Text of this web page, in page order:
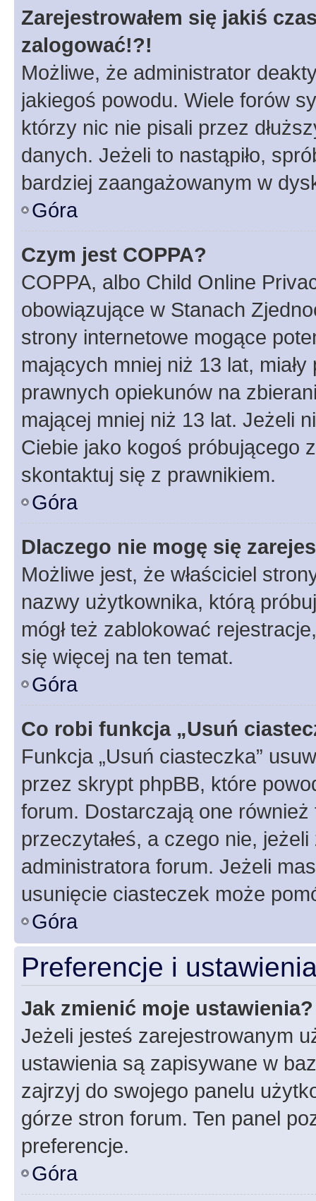
Zarejestrowałem się jakiś
zalogować!?!
Możliwe, że administrator
jakiegoś powodu. Wiele forów
którzy nic nie pisali przez
danych. Jeżeli to nastąpiło,
bardziej zaangażowanym w
Góra
Czym jest COPPA?
COPPA, albo Child Online
obowiązujące w Stanach
strony internetowe mogące
mających mniej niż 13 lat,
prawnych opiekunów na
mającej mniej niż 13 lat. Jeżeli
Ciebie jako kogoś próbującego
skontaktuj się z prawnikiem.
Góra
Dlaczego nie mogę się
Możliwe jest, że właściciel
nazwy użytkownika, którą
mógł też zablokować
się więcej na ten temat.
Góra
Co robi funkcja „Usuń
Funkcja „Usuń ciasteczka”
przez skrypt phpBB, które
forum. Dostarczają one
przeczytałeś, a czego nie,
administratora forum. Jeżeli
usunięcie ciasteczek może
Góra
Preferencje i
Jak zmienić moje ustawienia?
Jeżeli jesteś zarejestrowanym
ustawienia są zapisywane w
zajrzyj do swojego panelu
górze stron forum. Ten panel
preferencje.
Góra